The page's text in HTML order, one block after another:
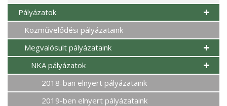
Pályázatok
Közművelődési pályázataink
Megvalósult pályázataink
NKA pályázatok
2018-ban elnyert pályázataink
2019-ben elnyert pályázataink